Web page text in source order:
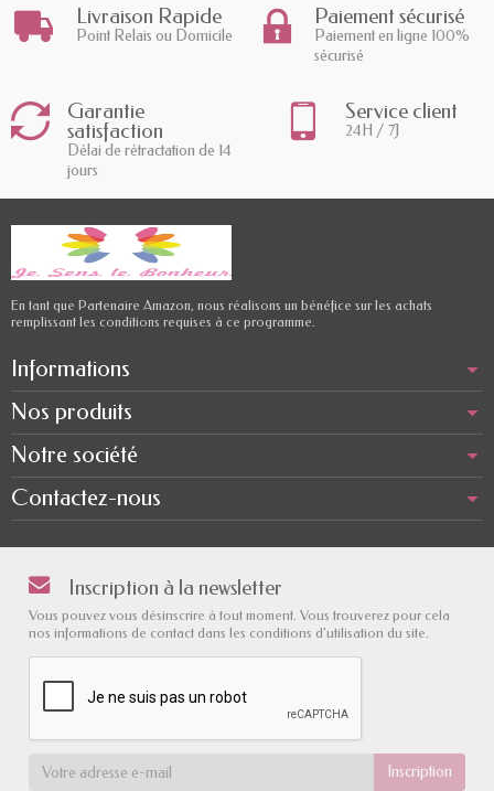
Livraison Rapide
Point Relais ou Domicile
Paiement sécurisé
Paiement en ligne 100%
sécurisé
Garantie
satisfaction
Délai de rétractation de 14
jours
Service client
24H / 7J
En tant que Partenaire Amazon, nous réalisons un bénéfice sur les achats
remplissant les conditions requises à ce programme.
Informations
Nos produits
Notre société
Contactez-nous
Inscription à la newsletter
Vous pouvez vous désinscrire à tout moment. Vous trouverez pour cela
nos informations de contact dans les conditions d'utilisation du site.